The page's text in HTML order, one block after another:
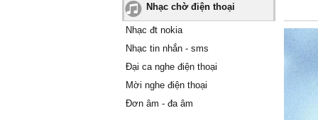
Nhạc chờ điện thoại
Nhạc đt nokia
Nhạc tin nhắn - sms
Đại ca nghe điện thoại
Mời nghe điện thoại
Đơn âm - đa âm
tưởng
Ŋgờ
Ąnh cố
hứɑ tɑ
Mà